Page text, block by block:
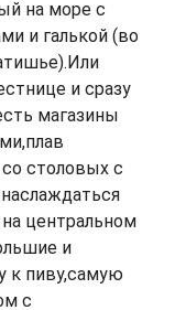
на море с
и галькой (во
и сразу
магазины
столовых с
центральном
и
к пиву,самую
с